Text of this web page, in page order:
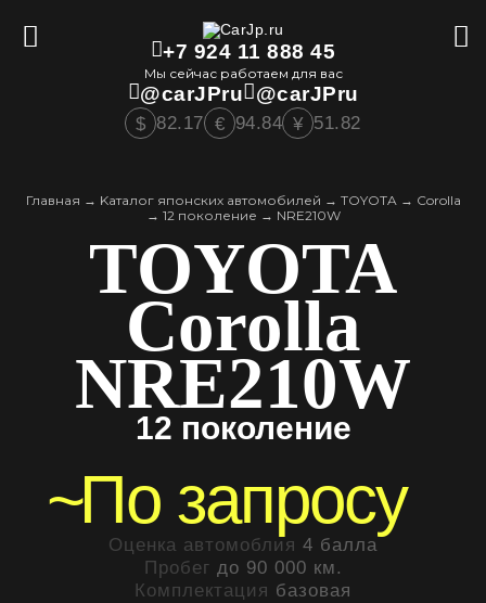
+7 924 11 888 45
Мы сейчас работаем для вас
@carJPru @carJPru
$ 82.17 € 94.84 ¥ 51.82
Главная → Kаталог японских автомобилей → TOYOTA→ Corolla
→ 12 поколение → NRE210W
TOYOTA
Corolla
NRE210W
12 поколение
~По запросу
Оценка автомоблия 4 балла
Пробег до 90 000 км.
Комплектация базовая